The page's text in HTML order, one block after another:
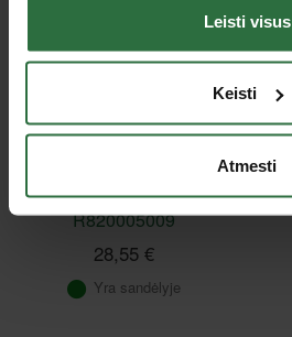
Leisti visus
Keisti
Atmesti
Kaištis SIMA
R820005009
28,55 €
Yra sandėlyje